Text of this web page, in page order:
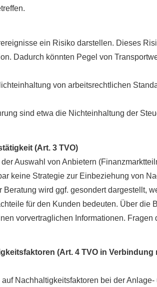
ein Risiko darstellen. Dieses
Dadurch könnten Pegel von
von arbeitsrechtlichen
sind etwa die Nichteinhaltung der
(Art. 3 TVO)
Auswahl von Anbietern
keine Strategie zur Einbeziehung von
wird ggf. gesondert dargestellt,
für den Kunden bedeuten. Über die
vorvertraglichen Informationen.
(Art. 4 TVO in Verbindung
Nachhaltigkeitsfaktoren bei der